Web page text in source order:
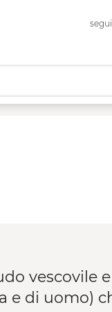
vescovile
e di uomo)